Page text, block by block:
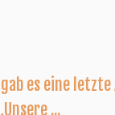
gab es eine
...